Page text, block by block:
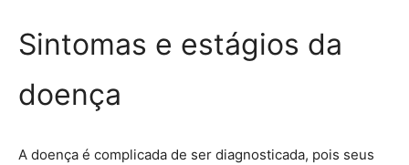
Sintomas e estágios da
doença
A doença é complicada de ser diagnosticada, pois seus